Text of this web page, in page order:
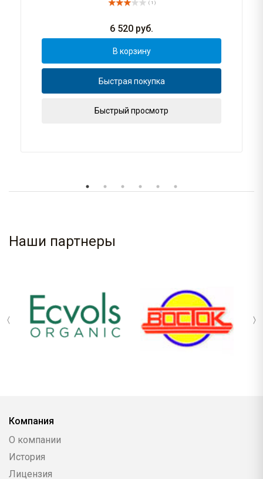
( 1 )
6 520 руб.
В корзину
Быстрая покупка
Быстрый просмотр
Наши партнеры
Компания
О компании
История
Лицензия